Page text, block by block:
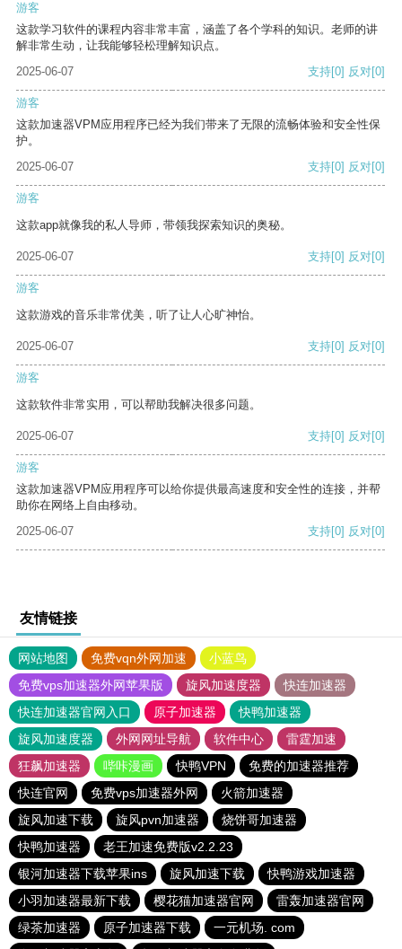
游客
这款学习软件的课程内容非常丰富，涵盖了各个学科的知识。老师的讲
解非常生动，让我能够轻松理解知识点。
2025-06-07
支持[0] 反对[0]
游客
这款加速器VPM应用程序已经为我们带来了无限的流畅体验和安全性保
护。
2025-06-07
支持[0] 反对[0]
游客
这款app就像我的私人导师，带领我探索知识的奥秘。
2025-06-07 支持[0] 反对[0]
游客
这款游戏的音乐非常优美，听了让人心旷神怡。
2025-06-07 支持[0] 反对[0]
游客
这款软件非常实用，可以帮助我解决很多问题。
2025-06-07 支持[0] 反对[0]
游客
这款加速器VPM应用程序可以给你提供最高速度和安全性的连接，并帮
助你在网络上自由移动。
2025-06-07
支持[0] 反对[0]
友情链接
网站地图 免费vqn外网加速
小蓝鸟
免费vps加速器外网苹果版
旋风加速度器
快连加速器
快连加速器官网入口
原子加速器
快鸭加速器
旋风加速度器
外网网址导航 软件中心
雷霆加速
狂飙加速器
哔咔漫画 快鸭VPN
免费的加速器推荐
快连官网
免费vps加速器外网
火箭加速器
旋风加速下载
旋风pvn加速器
烧饼哥加速器
快鸭加速器
老王加速免费版v2.2.23
银河加速器下载苹果ins
旋风加速下载
快鸭游戏加速器
小羽加速器最新下载
樱花猫加速器官网
雷轰加速器官网
绿茶加速器
原子加速器下载
一元机场. com